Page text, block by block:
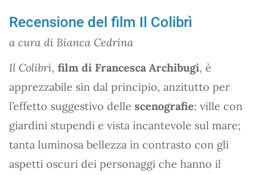
Recensione del film Il Colibrì
a cura di Bianca Cedrina
Il Colibrì, film di Francesca Archibugi, è
apprezzabile sin dal principio, anzitutto per
l’effetto suggestivo delle scenografie: ville con
giardini stupendi e vista incantevole sul mare;
tanta luminosa bellezza in contrasto con gli
aspetti oscuri dei personaggi che hanno il